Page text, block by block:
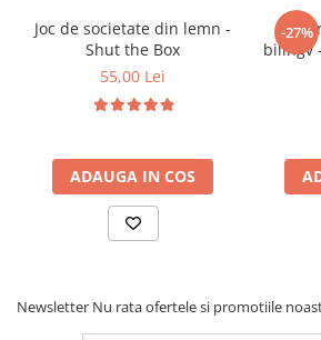
• Favorizează învățarea prin joacă
jucarii educative
• Susține concentrarea și
• Copii peste 3 ani
• Călătorii (mașină, avion, vacanțe)
• Activități educative acasă
Joc de societate din lemn -
Shut the Box
55,00 Lei
ADAUGA IN COS
-27%
bilingv
Newsletter Nu rata ofertele si promotiile